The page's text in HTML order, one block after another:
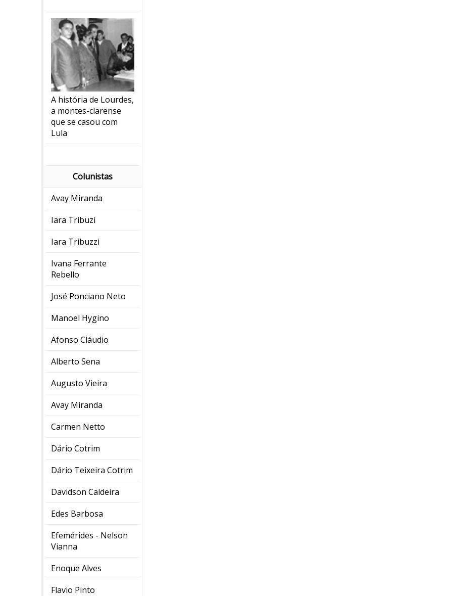
A história de Lourdes,
a montes-clarense
que se casou com
Lula
Colunistas
Avay Miranda
Iara Tribuzi
Iara Tribuzzi
Ivana Ferrante
Rebello
José Ponciano Neto
Manoel Hygino
Afonso Cláudio
Alberto Sena
Augusto Vieira
Avay Miranda
Carmen Netto
Dário Cotrim
Dário Teixeira Cotrim
Davidson Caldeira
Edes Barbosa
Efemérides - Nelson
Vianna
Enoque Alves
Flavio Pinto